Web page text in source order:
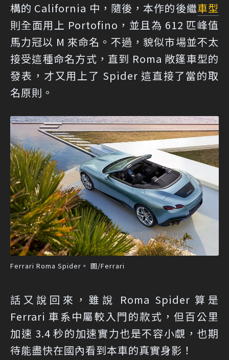
構的 California 中，隨後，本作的後繼車型
則全面用上 Portofino，並且為 612 匹峰值
馬力冠以 M 來命名。不過，貌似市場並不太
接受這種命名方式，直到 Roma 敞篷車型的
發表，才又用上了 Spider 這直接了當的取
名原則。
Ferrari Roma Spider。 圖/Ferrari
話又說回來，雖說 Roma Spider 算是
Ferrari 車系中屬較入門的款式，但百公里
加速 3.4 秒的加速實力也是不容小覷，也期
待能盡快在國內看到本車的真實身影！